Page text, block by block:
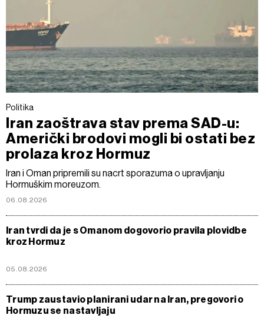
Politika
Iran zaoštrava stav prema SAD-u:
Američki brodovi mogli bi ostati bez
prolaza kroz Hormuz
Iran i Oman pripremili su nacrt sporazuma o upravljanju
Hormuškim moreuzom.
06.08.2026
Iran tvrdi da je s Omanom dogovorio pravila plovidbe
kroz Hormuz
05.08.2026
Trump zaustavio planirani udar na Iran, pregovori o
Hormuzu se nastavljaju